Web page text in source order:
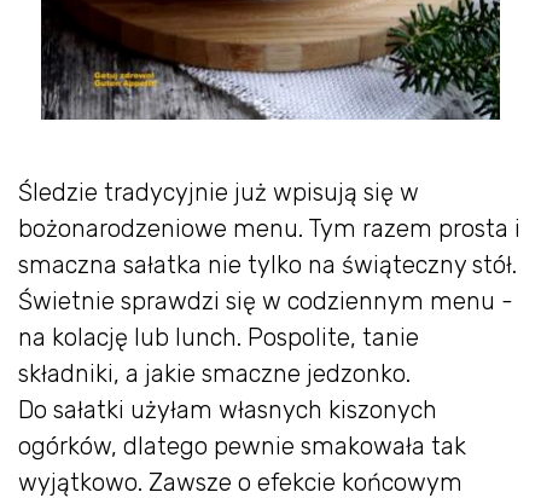
Śledzie tradycyjnie już wpisują się w
bożonarodzeniowe menu. Tym razem prosta i
smaczna sałatka nie tylko na świąteczny stół.
Świetnie sprawdzi się w codziennym menu -
na kolację lub lunch. Pospolite, tanie
składniki, a jakie smaczne jedzonko.
Do sałatki użyłam własnych kiszonych
ogórków, dlatego pewnie smakowała tak
wyjątkowo. Zawsze o efekcie końcowym